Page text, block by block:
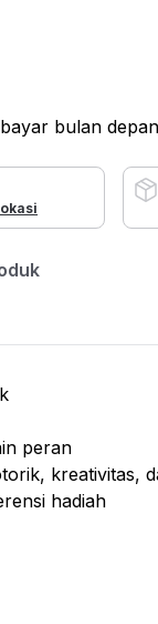
bulan
peran
kreativitas,
hadiah